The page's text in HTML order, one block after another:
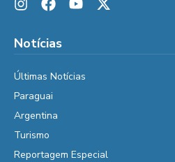
Notícias
Últimas Notícias
Paraguai
Argentina
Turismo
Reportagem Especial